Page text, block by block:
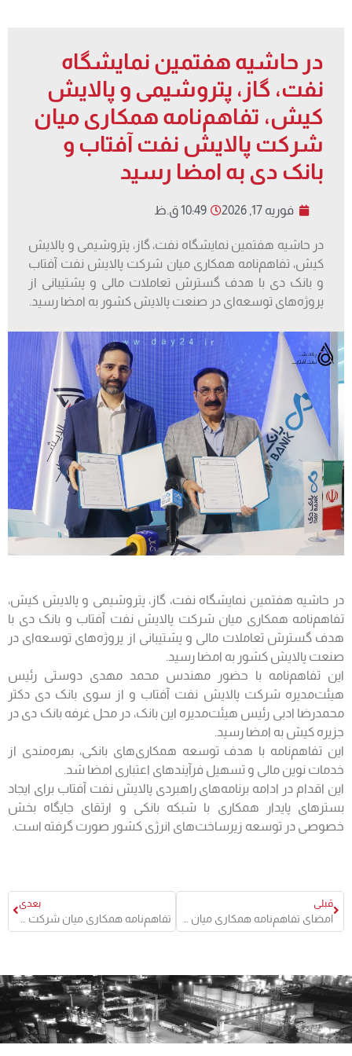
در حاشیه هفتمین نمایشگاه
نفت، گاز، پتروشیمی و پالایش
کیش، تفاهم‌نامه همکاری میان
شرکت پالایش نفت آفتاب و
بانک دی به امضا رسید
فوریه 17, 2026 10:49 ق.ظ
در حاشیه هفتمین نمایشگاه نفت، گاز، پتروشیمی و پالایش
کیش، تفاهم‌نامه همکاری میان شرکت پالایش نفت آفتاب
و بانک دی با هدف گسترش تعاملات مالی و پشتیبانی از
پروژه‌های توسعه‌ای در صنعت پالایش کشور به امضا رسید.
در حاشیه هفتمین نمایشگاه نفت، گاز، پتروشیمی و پالایش کیش،
تفاهم‌نامه همکاری میان شرکت پالایش نفت آفتاب و بانک دی با
هدف گسترش تعاملات مالی و پشتیبانی از پروژه‌های توسعه‌ای در
صنعت پالایش کشور به امضا رسید.
این تفاهم‌نامه با حضور مهندس محمد مهدی دوستی رئیس
هیئت‌مدیره شرکت پالایش نفت آفتاب و از سوی بانک دی دکتر
محمدرضا ادبی رئیس هیئت‌مدیره این بانک، در محل غرفه بانک دی در
جزیره کیش به امضا رسید.
این تفاهم‌نامه با هدف توسعه همکاری‌های بانکی، بهره‌مندی از
خدمات نوین مالی و تسهیل فرآیندهای اعتباری امضا شد.
این اقدام در ادامه برنامه‌های راهبردی پالایش نفت آفتاب برای ایجاد
بسترهای پایدار همکاری با شبکه بانکی و ارتقای جایگاه بخش
خصوصی در توسعه زیرساخت‌های انرژی کشور صورت گرفته است.
قبلی بعدی